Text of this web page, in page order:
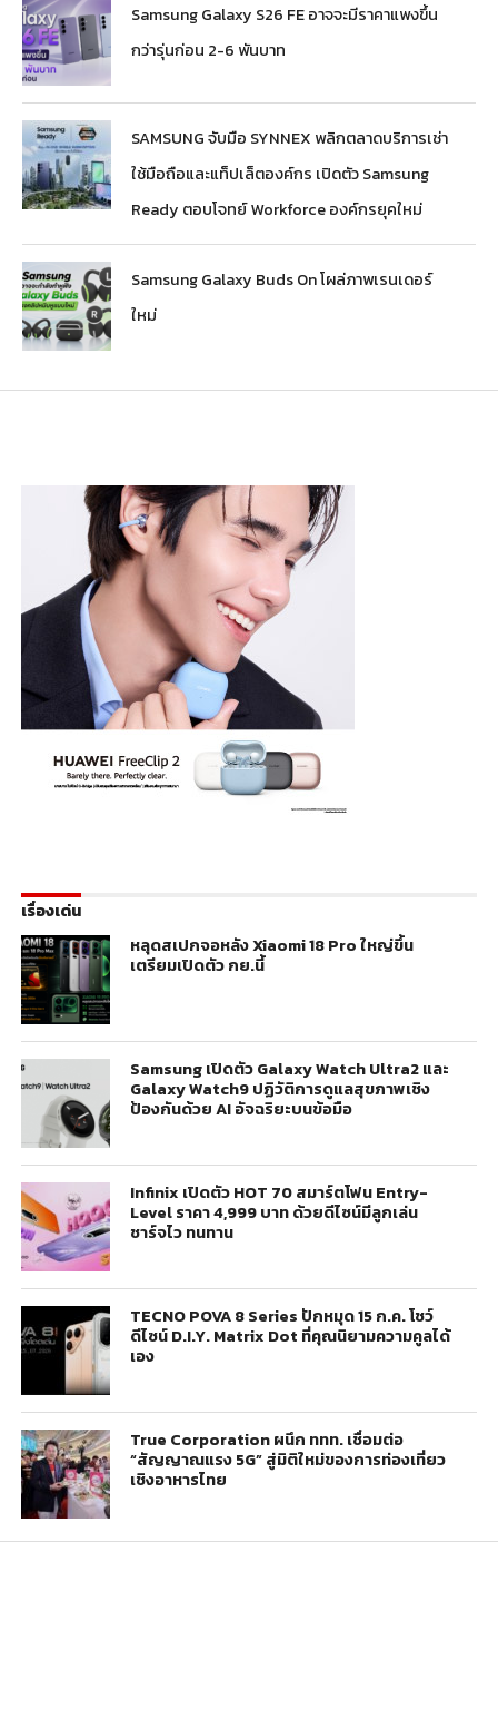
Samsung Galaxy S26 FE อาจจะมีราคาแพงขึ้น
กว่ารุ่นก่อน 2-6 พันบาท
SAMSUNG จับมือ SYNNEX พลิกตลาดบริการเช่า
ใช้มือถือและแท็ปเล็ตองค์กร เปิดตัว Samsung
Ready ตอบโจทย์ Workforce องค์กรยุคใหม่
Samsung Galaxy Buds On โผล่ภาพเรนเดอร์
ใหม่
เรื่องเด่น
หลุดสเปกจอหลัง Xiaomi 18 Pro ใหญ่ขึ้น
เตรียมเปิดตัว กย.นี้
Samsung เปิดตัว Galaxy Watch Ultra2 และ
Galaxy Watch9 ปฏิวัติการดูแลสุขภาพเชิง
ป้องกันด้วย AI อัจฉริยะบนข้อมือ
Infinix เปิดตัว HOT 70 สมาร์ตโฟน Entry-
Level ราคา 4,999 บาท ด้วยดีไซน์มีลูกเล่น
ชาร์จไว ทนทาน
TECNO POVA 8 Series ปักหมุด 15 ก.ค. โชว์
ดีไซน์ D.I.Y. Matrix Dot ที่คุณนิยามความคูลได้
เอง
True Corporation ผนึก ททท. เชื่อมต่อ
“สัญญาณแรง 5G” สู่มิติใหม่ของการท่องเที่ยว
เชิงอาหารไทย